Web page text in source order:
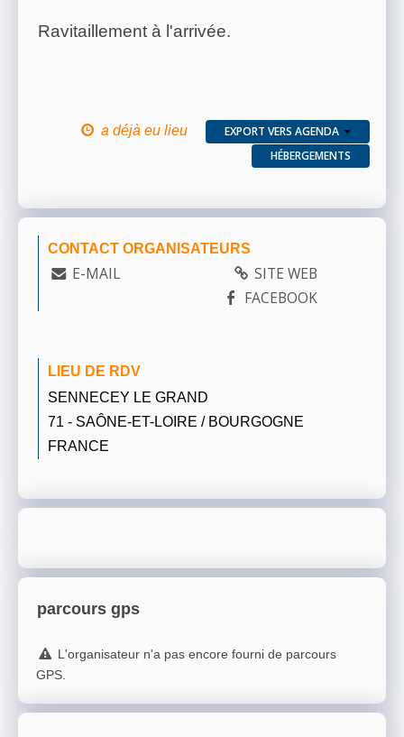
Ravitaillement à l'arrivée.
a déjà eu lieu
EXPORT VERS AGENDA
HÉBERGEMENTS
CONTACT ORGANISATEURS
E-MAIL
SITE WEB
FACEBOOK
LIEU DE RDV
SENNECEY LE GRAND
71 - SAÔNE-ET-LOIRE / BOURGOGNE
FRANCE
parcours gps
L'organisateur n'a pas encore fourni de parcours
GPS.